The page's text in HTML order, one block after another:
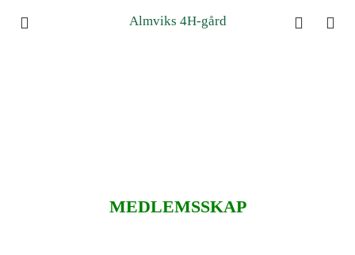
Almviks 4H-gård
MEDLEMSSKAP